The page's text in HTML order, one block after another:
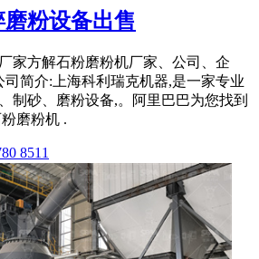
粉设备出售
家方解石粉磨粉机厂家、公司、企
司简介:上海科利瑞克机器,是一家专业
制砂、磨粉设备,。阿里巴巴为您找到
磨粉机 .
8511